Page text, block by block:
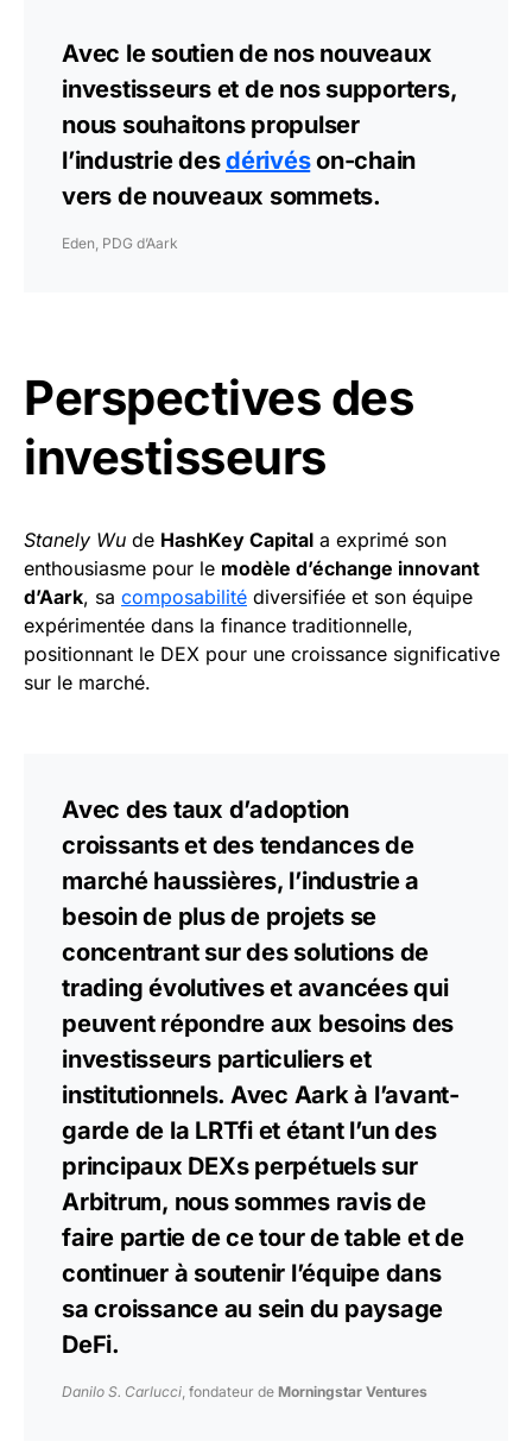
Avec le soutien de nos nouveaux
investisseurs et de nos supporters,
nous souhaitons propulser
l’industrie desdérivéson-chain
vers de nouveaux sommets.
Eden, PDG d’Aark
Perspectives des
investisseurs
Stanely Wu de HashKey Capital a exprimé son
enthousiasme pour le modèle d’échange innovant
d’Aark, sa composabilité diversifiée et son équipe
expérimentée dans la finance traditionnelle,
positionnant le DEX pour une croissance significative
sur le marché.
Avec des taux d’adoption
croissants et des tendances de
marché haussières, l’industrie a
besoin de plus de projets se
concentrant sur des solutions de
trading évolutives et avancées qui
peuvent répondre aux besoins des
investisseurs particuliers et
institutionnels. Avec Aark à l’avant-
garde de la LRTfi et étant l’un des
principaux DEXs perpétuels sur
Arbitrum, nous sommes ravis de
faire partie de ce tour de table et de
continuer à soutenir l’équipe dans
sa croissance au sein du paysage
DeFi.
Danilo S. Carlucci, fondateur de Morningstar Ventures